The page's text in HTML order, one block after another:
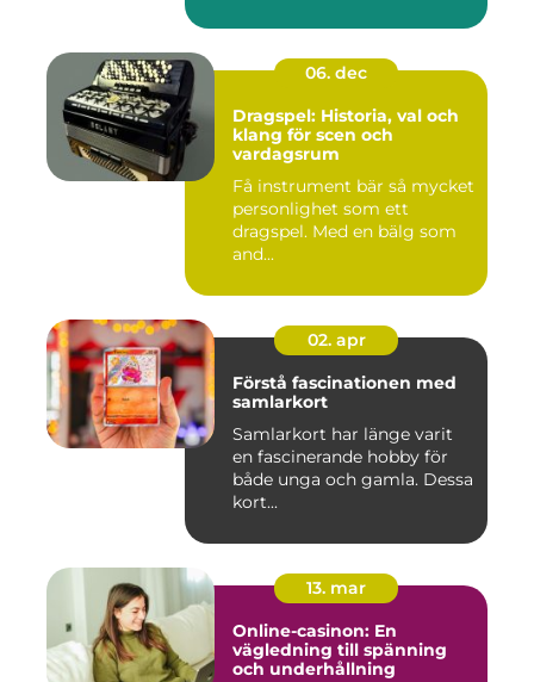
06. dec
Dragspel: Historia, val och
klang för scen och
vardagsrum
Få instrument bär så mycket
personlighet som ett
dragspel. Med en bälg som
and...
02. apr
Förstå fascinationen med
samlarkort
Samlarkort har länge varit
en fascinerande hobby för
både unga och gamla. Dessa
kort...
13. mar
Online-casinon: En
vägledning till spänning
och underhållning